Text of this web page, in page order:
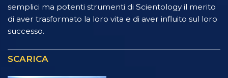
semplici ma potenti strumenti di Scientology il merito
di aver trasformato la loro vita e di aver influito sul loro
successo.
SCARICA